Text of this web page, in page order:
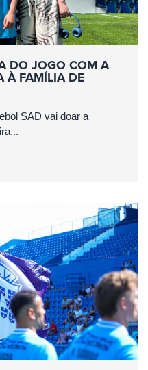
DO JOGO COM A
À FAMÍLIA DE
SAD vai doar a